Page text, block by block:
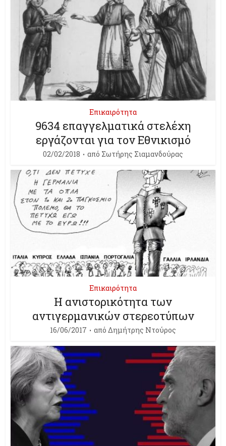
Επικαιρότητα
9634 επαγγελματικά στελέχη
εργάζονται για τον Εθνικισμό
02/02/2018 από Σωτήρης Σιαμανδούρας
Επικαιρότητα
Η ανιστορικότητα των
αντιγερμανικών στερεοτύπων
16/06/2017 από Δημήτρης Ντούρος